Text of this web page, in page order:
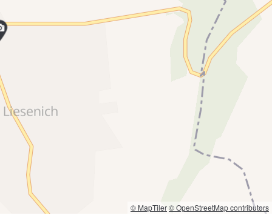
© MapTiler© OpenStreetMap contributors